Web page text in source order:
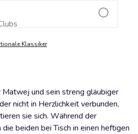
hinzufügen
Klassiker
und sein streng gläubiger
nicht in Herzlichkeit verbunden,
sie sich. Während der
beiden bei Tisch in einen heftigen